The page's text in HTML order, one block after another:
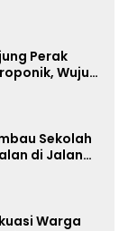
Perak
Wujud
Sekolah
di Jalan
Warga